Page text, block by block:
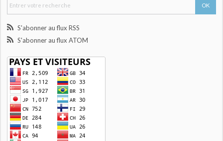
S'abonner au flux RSS
S'abonner au flux ATOM